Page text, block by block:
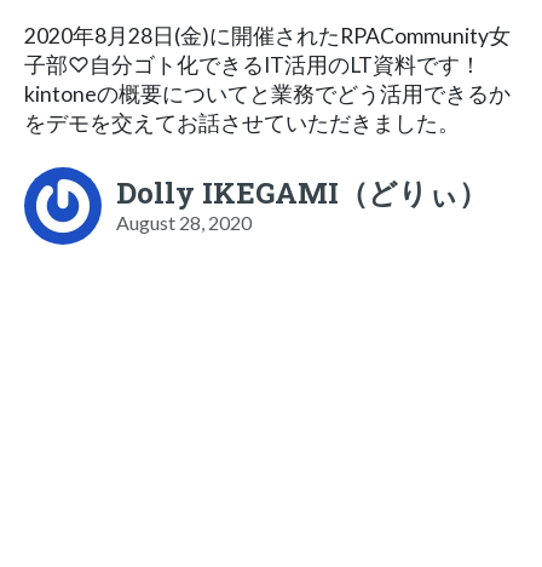
2020年8月28日(金)に開催されたRPACommunity女
子部♡自分ゴト化できるIT活用のLT資料です！
kintoneの概要についてと業務でどう活用できるか
をデモを交えてお話させていただきました。
Dolly IKEGAMI（どりぃ）
August 28, 2020